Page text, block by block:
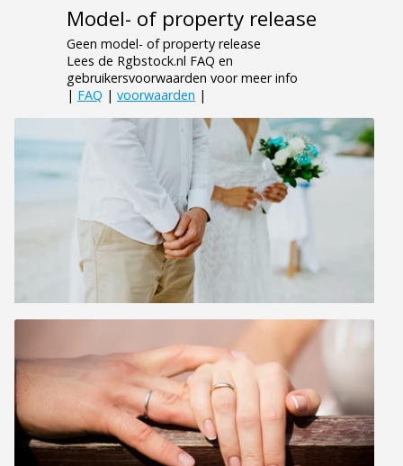
Model- of property release
Geen model- of property release
Lees de Rgbstock.nl FAQ en
gebruikersvoorwaarden voor meer info
| FAQ | voorwaarden |